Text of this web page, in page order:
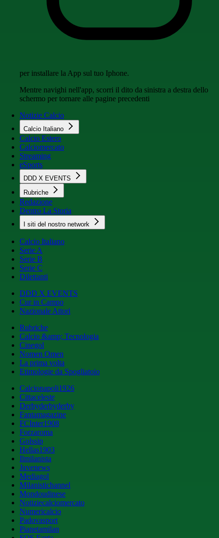
per installare la App sul tuo Iphone.
Mentre navighi nell'app, scorri il dito da sinistra a destra dello
schermo per tornare alle pagine precedenti
Notizie Calcio
Calcio Italiano
Calcio Estero
Calciomercato
Streaming
eSports
DDD X EVENTS
Rubriche
Redazione
Dentro La Storia
I siti del nostro network
Calcio Italiano
Serie A
Serie B
Serie C
Dilettanti
DDD X EVENTS
Cur in Campo
Nazionale Attori
Rubriche
Calcio &amp; Tecnologia
Cinegol
Nomen Omen
La prima volta
Etimologie da Spogliatoio
Calcionapoli1926
Cittaceleste
Derbyderbyderby
Fantamagazine
FCInter1908
Forzaroma
Golssip
Hellas1903
Ilmilanista
Juvenews
Mediagol
Milanistichannel
Mondoudinese
Notiziecalciomercato
Numericalcio
Padovasport
Pianetamilan